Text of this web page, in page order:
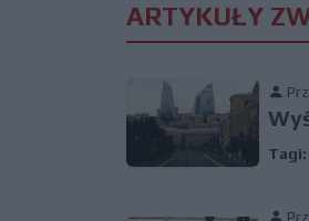
ARTYKUŁY
Tagi: